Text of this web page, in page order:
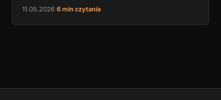
11.05.2026 6 min czytania